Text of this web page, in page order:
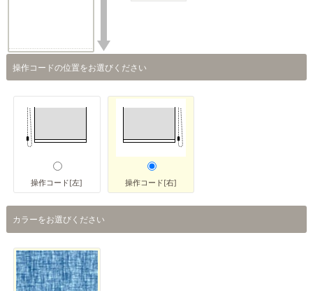
操作コードの位置をお選びください
操作コード[左] 操作コード[右]
カラーをお選びください